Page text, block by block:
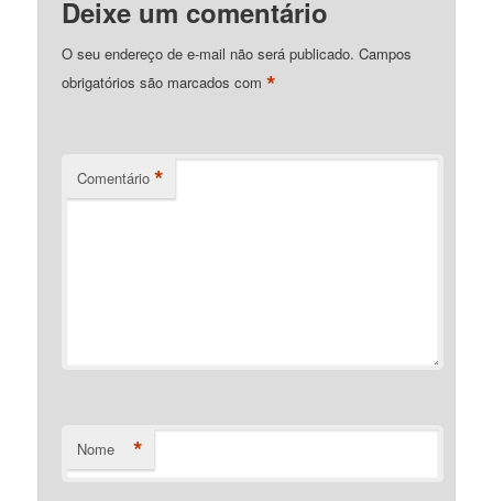
Deixe um comentário
O seu endereço de e-mail não será publicado. Campos
obrigatórios são marcados com*
Comentário *
Nome *